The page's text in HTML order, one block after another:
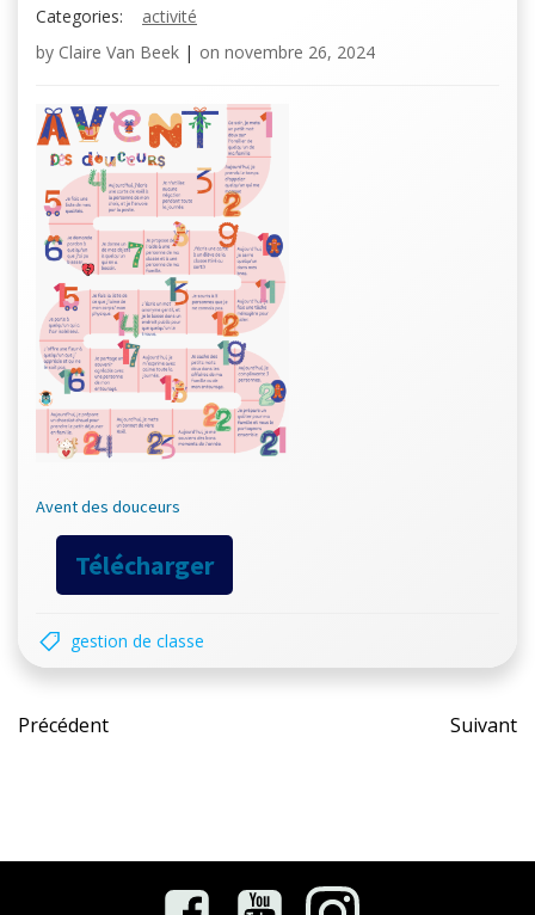
Categories:
activité
by Claire Van Beek | on novembre 26, 2024
Avent des douceurs
Télécharger
gestion de classe
Post
Précédent Suivant